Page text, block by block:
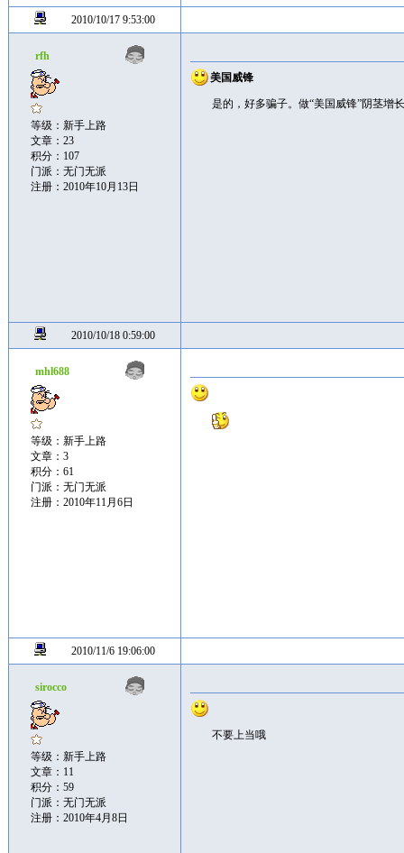
2010/10/17 9:53:00
rfh
等级：新手上路
文章：23
积分：107
门派：无门无派
注册：2010年10月13日
美国威锋
是的，好多骗子。做“美国威锋”阴茎增
2010/10/18 0:59:00
mhl688
等级：新手上路
文章：3
积分：61
门派：无门无派
注册：2010年11月6日
2010/11/6 19:06:00
sirocco
等级：新手上路
文章：11
积分：59
门派：无门无派
注册：2010年4月8日
不要上当哦